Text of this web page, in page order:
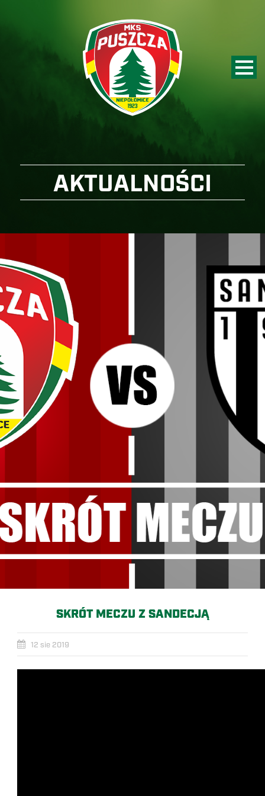
AKTUALNOŚCI
SKRÓT MECZU Z SANDECJĄ
12 sie 2019